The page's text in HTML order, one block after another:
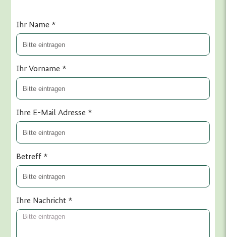
Ihr Name *
Ihr Vorname *
Ihre E-Mail Adresse *
Betreff *
Ihre Nachricht *